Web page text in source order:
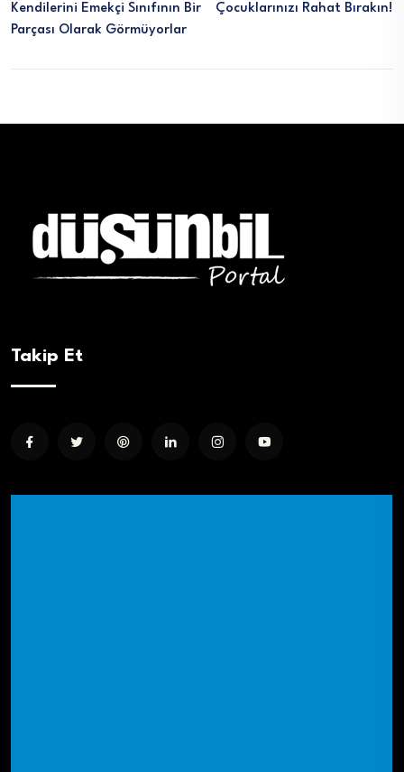
Kendilerini Emekçi Sınıfının Bir
Parçası Olarak Görmüyorlar
Çocuklarınızı Rahat Bırakın!
Takip Et